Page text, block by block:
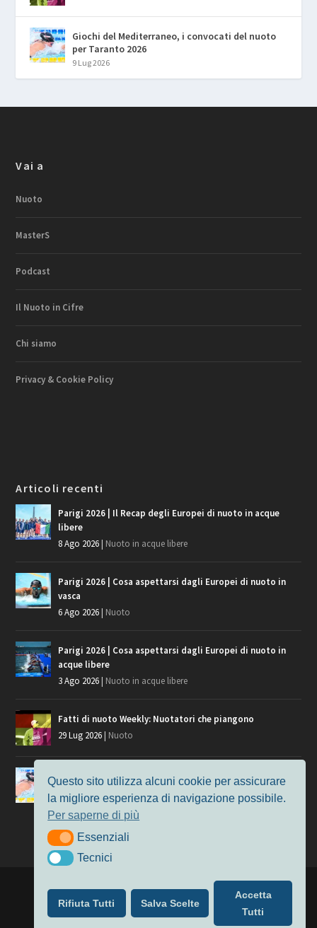
Giochi del Mediterraneo, i convocati del nuoto
per Taranto 2026
9 Lug 2026
Vai a
Nuoto
MasterS
Podcast
Il Nuoto in Cifre
Chi siamo
Privacy & Cookie Policy
Articoli recenti
Parigi 2026 | Il Recap degli Europei di nuoto in acque
libere
8 Ago 2026 Nuoto in acque libere
Parigi 2026 | Cosa aspettarsi dagli Europei di nuoto in
vasca
6 Ago 2026 Nuoto
Parigi 2026 | Cosa aspettarsi dagli Europei di nuoto in
acque libere
3 Ago 2026 Nuoto in acque libere
Fatti di nuoto Weekly: Nuotatori che piangono
29 Lug 2026 Nuoto
Giochi del Mediterraneo, i convocati del nuoto per
Taranto 2026
9 Lug 2026
Nuoto
| Alimentato da
Nuoto
MasterS Podcast Il Nuoto in Cifre
Privacy & Cookie Policy
Questo sito utilizza alcuni cookie per assicurare
la migliore esperienza di navigazione possibile.
Per saperne di più
EssenzialiEssenziali
TecniciTecnici
Rifiuta Tutti Salva Scelte
Accetta
Tutti